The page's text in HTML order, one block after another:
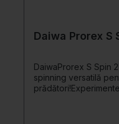
Daiwa Prorex S
DaiwaProrex S Spin
spinning versatilă